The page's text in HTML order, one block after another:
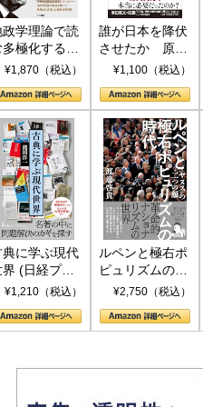
政学理論で読
多極化する世
トランプと
¥1,870（税込）
誰が日本を降伏
させたか 原爆
投下、ソ連参
(PHP新書)
¥1,100（税込）
典に学ぶ現代
界 (日経プレ
アシリーズ)
¥1,210（税込）
ルペンと極右ポ
ピュリズムの時
代：〈ヤヌス〉
¥2,750（税込）